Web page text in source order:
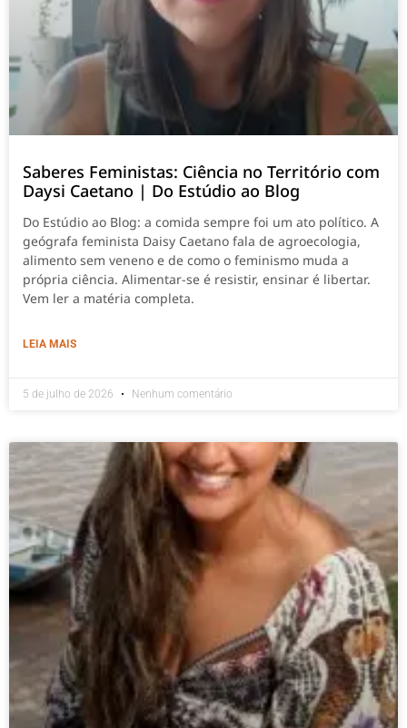
Saberes Feministas: Ciência no Território com
Daysi Caetano | Do Estúdio ao Blog
Do Estúdio ao Blog: a comida sempre foi um ato político. A
geógrafa feminista Daisy Caetano fala de agroecologia,
alimento sem veneno e de como o feminismo muda a
própria ciência. Alimentar-se é resistir, ensinar é libertar.
Vem ler a matéria completa.
LEIA MAIS
5 de julho de 2026 Nenhum comentário